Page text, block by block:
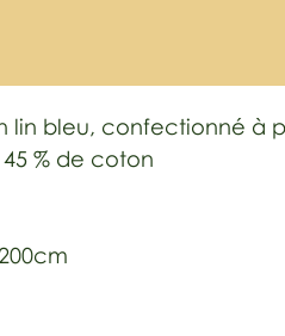
lin bleu, confectionné à
% de coton